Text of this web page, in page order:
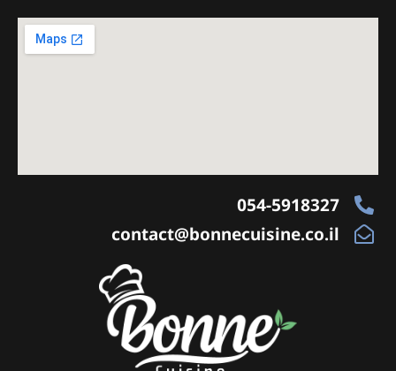
054-5918327
contact@bonnecuisine.co.il